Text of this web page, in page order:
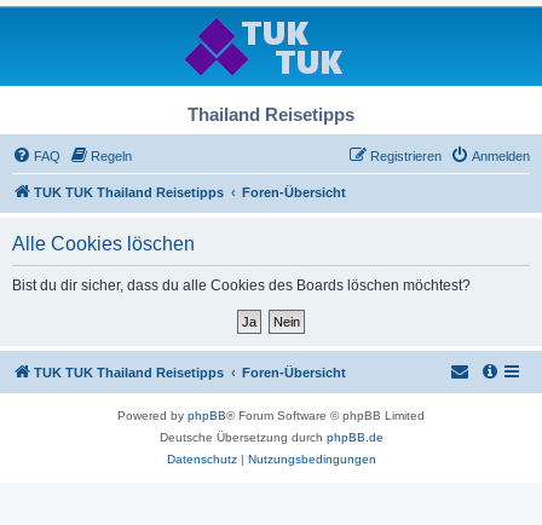
Thailand Reisetipps
FAQ Regeln Anmelden
Registrieren
TUK TUK Thailand Reisetipps Foren-Übersicht
Alle Cookies löschen
Bist du dir sicher, dass du alle Cookies des Boards löschen möchtest?
TUK TUK Thailand Reisetipps Foren-Übersicht
Powered by phpBB® Forum Software © phpBB Limited
Deutsche Übersetzung durch phpBB.de
Datenschutz| Nutzungsbedingungen